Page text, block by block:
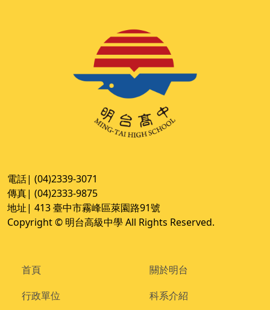
電話| (04)2339-3071
傳真| (04)2333-9875
地址| 413 臺中市霧峰區萊園路91號
Copyright © 明台高級中學 All Rights Reserved.
首頁
關於明台
行政單位
科系介紹